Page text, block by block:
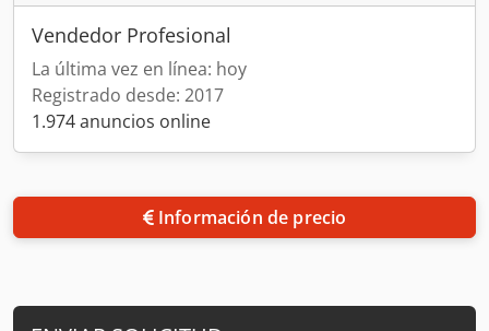
Vendedor Profesional
La última vez en línea: hoy
Registrado desde: 2017
1.974 anuncios online
Información de precio